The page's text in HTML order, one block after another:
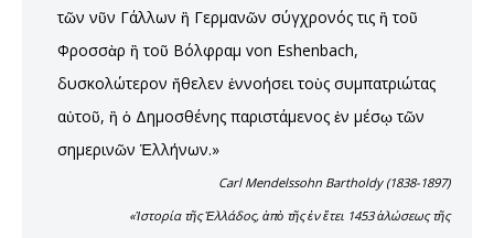
τῶν νῦν Γάλλων ἢ Γερμανῶν σύγχρονός τις ἢ τοῦ
Φροσσὰρ ἢ τοῦ Βόλφραμ von Eshenbach,
δυσκολώτερον ἤθελεν ἐννοήσει τοὺς συμπατριώτας
αὐτοῦ, ἢ ὁ Δημοσθένης παριστάμενος ἐν μέσῳ τῶν
σημερινῶν Ἑλλήνων.»
Carl Mendelssohn Bartholdy (1838-1897)
«Ἱστορία τῆς Ἑλλάδος, ἀπὸ τῆς ἐν ἔτει 1453 ἁλώσεως τῆς